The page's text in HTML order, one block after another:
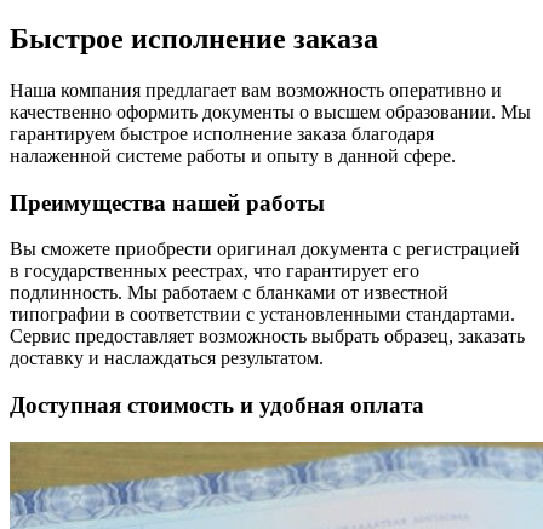
Быстрое исполнение заказа
Наша компания предлагает вам возможность оперативно и
качественно оформить документы о высшем образовании. Мы
гарантируем быстрое исполнение заказа благодаря
налаженной системе работы и опыту в данной сфере.
Преимущества нашей работы
Вы сможете приобрести оригинал документа с регистрацией
в государственных реестрах, что гарантирует его
подлинность. Мы работаем с бланками от известной
типографии в соответствии с установленными стандартами.
Сервис предоставляет возможность выбрать образец, заказать
доставку и наслаждаться результатом.
Доступная стоимость и удобная оплата